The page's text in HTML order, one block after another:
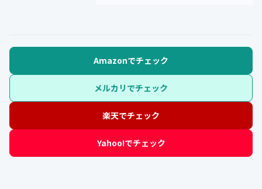
Amazonでチェック
メルカリでチェック
楽天でチェック
Yahoo!でチェック